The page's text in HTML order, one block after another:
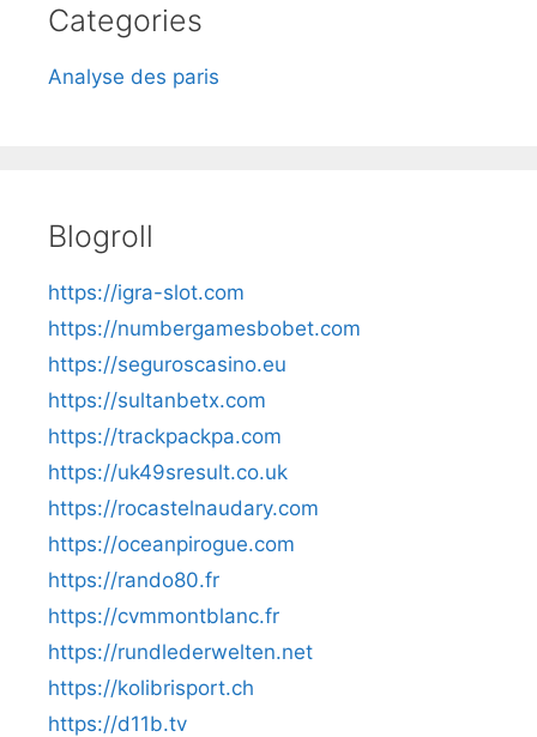
Categories
Analyse des paris
Blogroll
https://igra-slot.com
https://numbergamesbobet.com
https://seguroscasino.eu
https://sultanbetx.com
https://trackpackpa.com
https://uk49sresult.co.uk
https://rocastelnaudary.com
https://oceanpirogue.com
https://rando80.fr
https://cvmmontblanc.fr
https://rundlederwelten.net
https://kolibrisport.ch
https://d11b.tv